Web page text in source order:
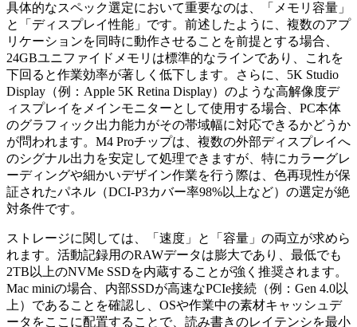
具体的なスペック選定において重要なのは、「メモリ容量」
と「ディスプレイ性能」です。前述したように、複数のアプ
リケーションを同時に動作させることを前提とする場合、
24GBユニファイドメモリは標準的なラインであり、これを
下回ると作業効率が著しく低下します。さらに、5K Studio
Display（例：Apple 5K Retina Display）のような高解像度デ
ィスプレイをメインモニターとして使用する場合、PC本体
のグラフィック出力能力がその帯域幅に対応できるかどうか
が問われます。M4 Proチップは、複数の外部ディスプレイへ
のシグナル出力を安定して処理できますが、特にカラーグレ
ーディングや細かいデザイン作業を行う際は、色再現性が保
証されたパネル（DCI-P3カバー率98%以上など）の選定が絶
対条件です。
ストレージに関しては、「速度」と「容量」の両立が求めら
れます。活動記録用のRAWデータは膨大であり、最低でも
2TB以上のNVMe SSDを内蔵することが強く推奨されます。
Mac miniの場合、内部SSDが高速なPCIe接続（例：Gen 4.0以
上）であることを確認し、OSや作業中の素材キャッシュデ
ータをここに配置することで、読み書きのレイテンシを最小